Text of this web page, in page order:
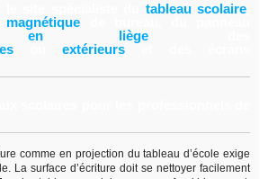
tableau scolaire
e
en liège
s extérieurs
comme en projection du tableau d’école exige
La surface d’écriture doit se nettoyer facilement